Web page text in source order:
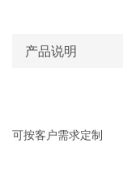
产品说明
可按客户需求定制